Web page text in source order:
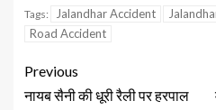
Tags: Jalandhar Accident
Road Accident
Previous
नायब सैनी की धूरी रैली पर हरपाल